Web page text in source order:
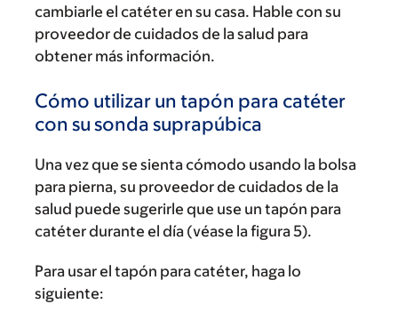
cambiarle el catéter en su casa. Hable con su
proveedor de cuidados de la salud para
obtener más información.
Cómo utilizar un tapón para catéter
con su sonda suprapúbica
Una vez que se sienta cómodo usando la bolsa
para pierna, su proveedor de cuidados de la
salud puede sugerirle que use un tapón para
catéter durante el día (véase la figura 5).
Para usar el tapón para catéter, haga lo
siguiente: